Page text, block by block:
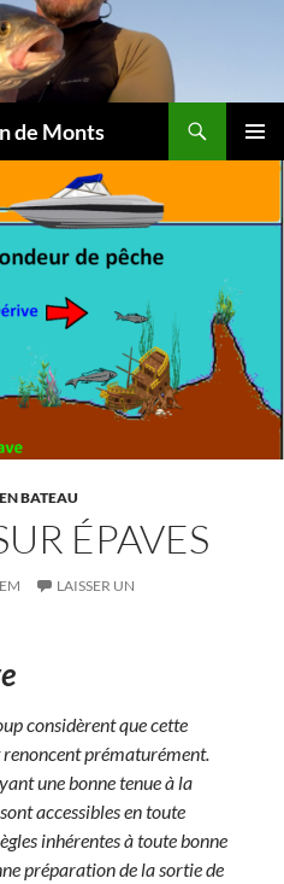
de Monts
BATEAU
ÉPAVES
LAISSER UN
considèrent que cette
renoncent prématurément.
une bonne tenue à la
accessibles en toute
inhérentes à toute bonne
préparation de la sortie de